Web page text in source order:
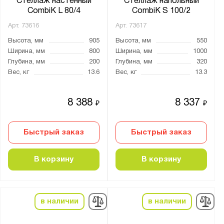
CombiK L 80/4
Арт. 73616
Высота, мм
905
Ширина, мм
800
Глубина, мм
200
Вес, кг
13.6
8 388₽
Быстрый заказ
В корзину
CombiK S 100/2
Арт. 73617
Высота, мм
550
Ширина, мм
1000
Глубина, мм
320
Вес, кг
13.3
8 337₽
Быстрый заказ
В корзину
в наличии в наличии
СК
СТ-011
СТ-023
СТ-051
СТ-200
СТ-300
СТ-600
ТСУ Универсал
УМС